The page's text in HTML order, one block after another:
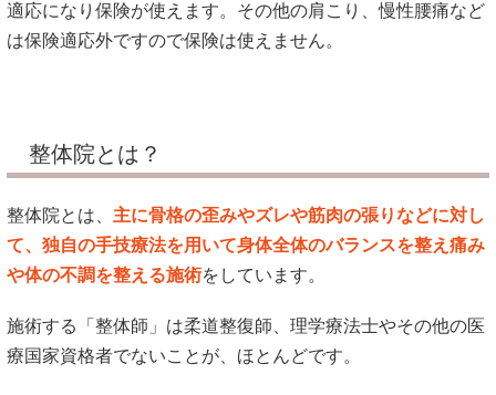
適応になり保険が使えます。その他の肩こり、慢性腰痛など
は保険適応外ですので保険は使えません。
整体院とは？
整体院とは、 主に骨格の歪みやズレや筋肉の張りなどに対し
て、独自の手技療法を用いて身体全体のバランスを整え痛み
や体の不調を整える施術をしています。
施術する「整体師」は柔道整復師、理学療法士やその他の医
療国家資格者でないことが、ほとんどです。